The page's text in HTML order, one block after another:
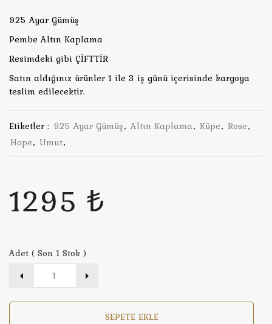
925 Ayar Gümüş
Pembe Altın Kaplama
Resimdeki gibi ÇİFTTİR
Satın aldığınız ürünler 1 ile 3 iş günü içerisinde kargoya
teslim edilecektir.
Etiketler : 925 Ayar Gümüş, Altın Kaplama, Küpe, Rose,
Hope, Umut,
1295 ₺
Adet ( Son 1 Stok )
SEPETE EKLE